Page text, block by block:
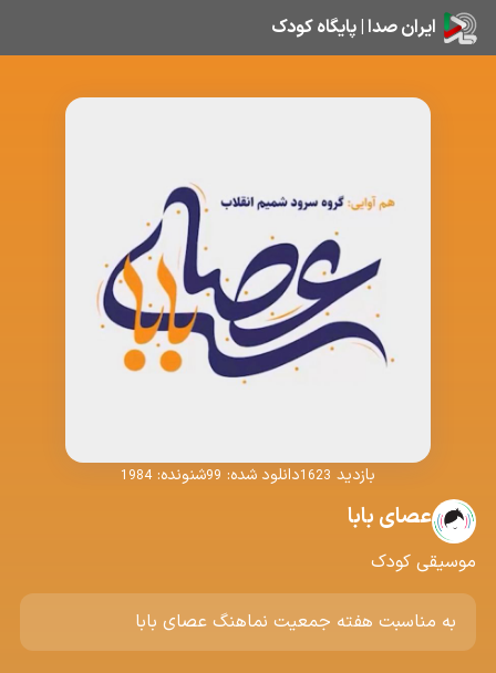
ایران صدا | پایگاه کودک
بازدید 1623دانلود شده: 99شنونده: 1984
عصای بابا
موسیقی کودک
به مناسبت هفته جمعیت نماهنگ عصای بابا